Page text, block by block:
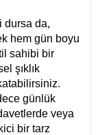
dursa da,
hem gün boyu
sahibi bir
şıklık
günlük
veya
bir tarz